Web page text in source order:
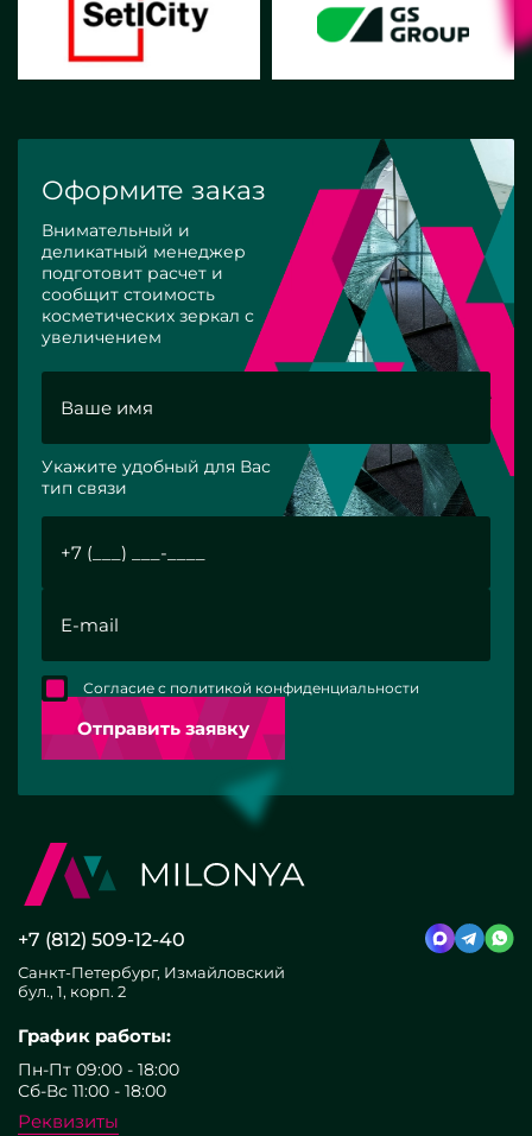
Оформите заказ
Внимательный и
деликатный менеджер
подготовит расчет и
сообщит стоимость
косметических зеркал с
увеличением
Укажите удобный для Вас
тип связи
Отправить заявку
Согласие с политикой конфиденциальности
+7 (812) 509-12-40
Санкт-Петербург, Измайловский
бул., 1, корп. 2
График работы:
Пн-Пт 09:00 - 18:00
Сб-Вс 11:00 - 18:00
Реквизиты